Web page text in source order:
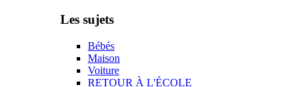
Les sujets
Bébés
Maison
Voiture
RETOUR À L'ÉCOLE